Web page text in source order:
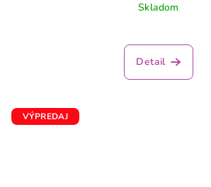
Skladom
Detail
VÝPREDAJ